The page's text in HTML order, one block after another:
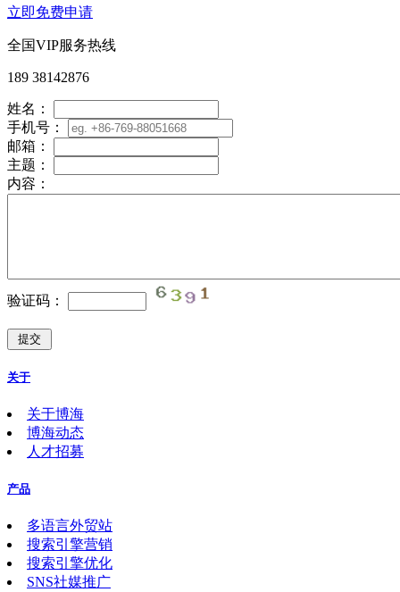
立即免费申请
全国VIP服务热线
189 38142876
姓名：
手机号：
邮箱：
主题：
内容：
验证码：
关于
关于博海
博海动态
人才招募
产品
多语言外贸站
搜索引擎营销
搜索引擎优化
SNS社媒推广